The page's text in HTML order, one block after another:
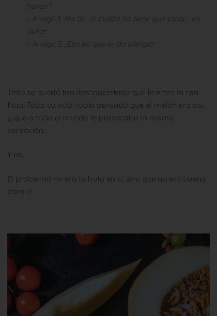
horas?
– Amigo 1: No tío, el melón no tiene que picar… es
dulce
– Amigo 3: ¡Eso es que te da alergia!
Toño se quedó tan desconcertado que le entró la risa
floja. Toda su vida había pensado que el melón era así,
y que a todo el mundo le provocaba la misma
sensación…
Y no.
El problema no era la fruta en sí, sino que no era buena
para él.